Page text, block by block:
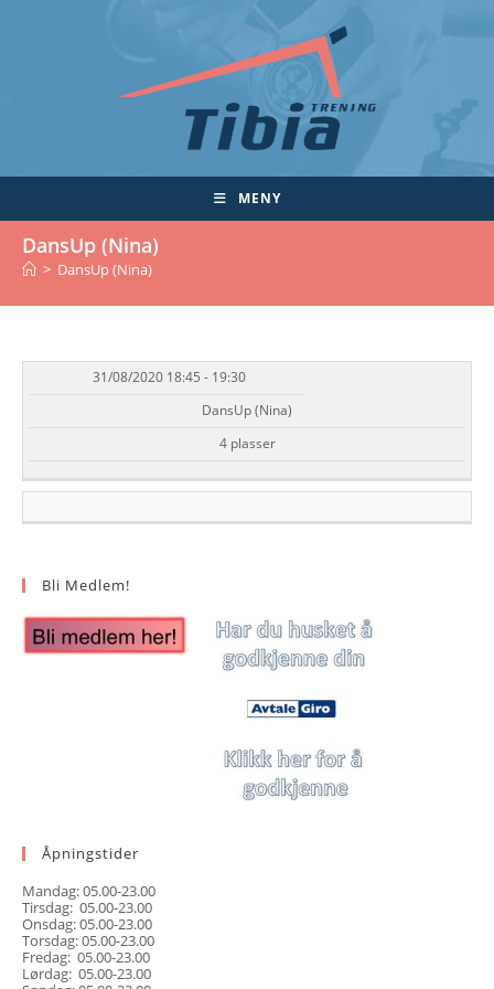
MENY
DansUp (Nina)
> DansUp (Nina)
DATO/TID EVENT TILGJENGELIGHET
31/08/2020 18:45 - 19:30
DansUp (Nina)
4 plasser
Bli Medlem!
Åpningstider
Mandag: 05.00-23.00
Tirsdag: 05.00-23.00
Onsdag: 05.00-23.00
Torsdag: 05.00-23.00
Fredag: 05.00-23.00
Lørdag: 05.00-23.00